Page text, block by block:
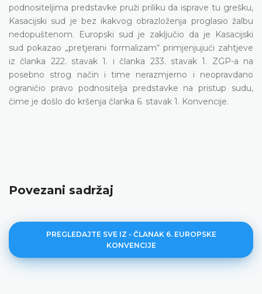
podnositeljima predstavke pruži priliku da isprave tu grešku,
Kasacijski sud je bez ikakvog obrazloženja proglasio žalbu
nedopuštenom. Europski sud je zaključio da je Kasacijski
sud pokazao „pretjerani formalizam“ primjenjujući zahtjeve
iz članka 222. stavak 1. i članka 233. stavak 1. ZGP-a na
posebno strog način i time nerazmjerno i neopravdano
ograničio pravo podnositelja predstavke na pristup sudu,
čime je došlo do kršenja članka 6. stavak 1. Konvencije.
Povezani sadržaj
PREGLEDAJTE SVE IZ - ČLANAK 6. EUROPSKE
KONVENCIJE